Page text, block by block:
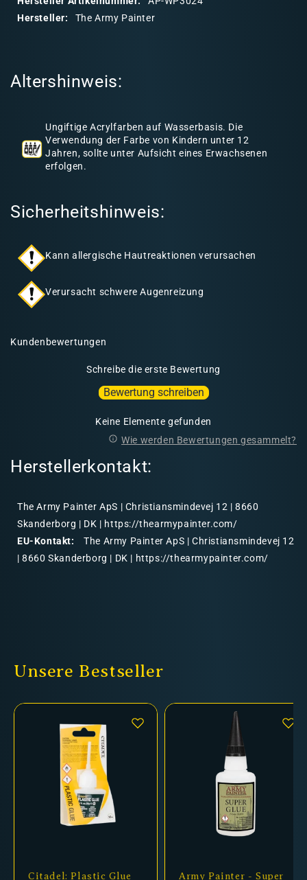
n
Hersteller:
The Army Painter
Altershinweis:
Ungiftige Acrylfarben auf Wasserbasis. Die
Verwendung der Farbe von Kindern unter 12
Jahren, sollte unter Aufsicht eines Erwachsenen
erfolgen.
Sicherheitshinweis:
Kann allergische Hautreaktionen verursachen
Verursacht schwere Augenreizung
Kundenbewertungen
Schreibe die erste Bewertung
Bewertung schreiben
Keine Elemente gefunden
Wie werden Bewertungen gesammelt?
Herstellerkontakt:
The Army Painter ApS | Christiansmindevej 12 | 8660
Skanderborg | DK | https://thearmypainter.com/
EU-Kontakt:
The Army Painter ApS | Christiansmindevej 12
| 8660 Skanderborg | DK | https://thearmypainter.com/
Unsere Bestseller
Citadel: Plastic Glue
Army Painter - Super